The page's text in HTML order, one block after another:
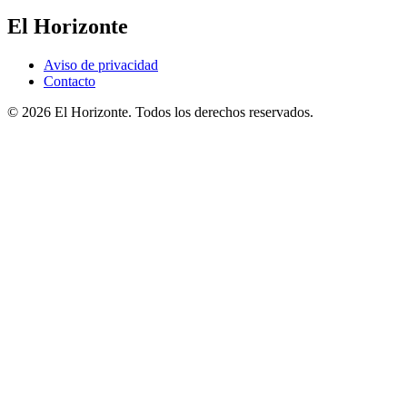
El Horizonte
Aviso de privacidad
Contacto
© 2026 El Horizonte. Todos los derechos reservados.